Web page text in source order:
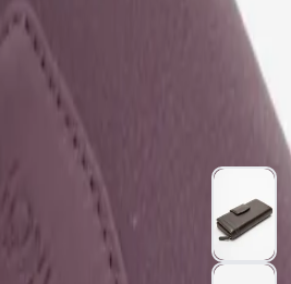
Kargo
1.977,00 TL %
1.977,00 TL
3.295,00 TL
Renk (5)